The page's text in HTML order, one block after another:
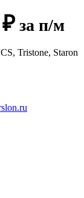
за п/м
Tristone, Staron